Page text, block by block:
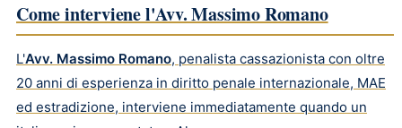
Come interviene l'Avv. Massimo Romano
L'Avv. Massimo Romano, penalista cassazionista con oltre
20 anni di esperienza in diritto penale internazionale, MAE
ed estradizione, interviene immediatamente quando un